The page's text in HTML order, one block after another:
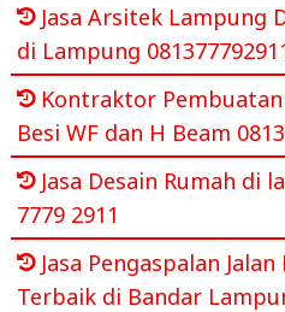
Jasa Arsitek Lampung
di Lampung
Kontraktor
Besi WF dan H Beam
Jasa Desain Rumah di
7779 2911
Jasa Pengaspalan
Terbaik di Bandar